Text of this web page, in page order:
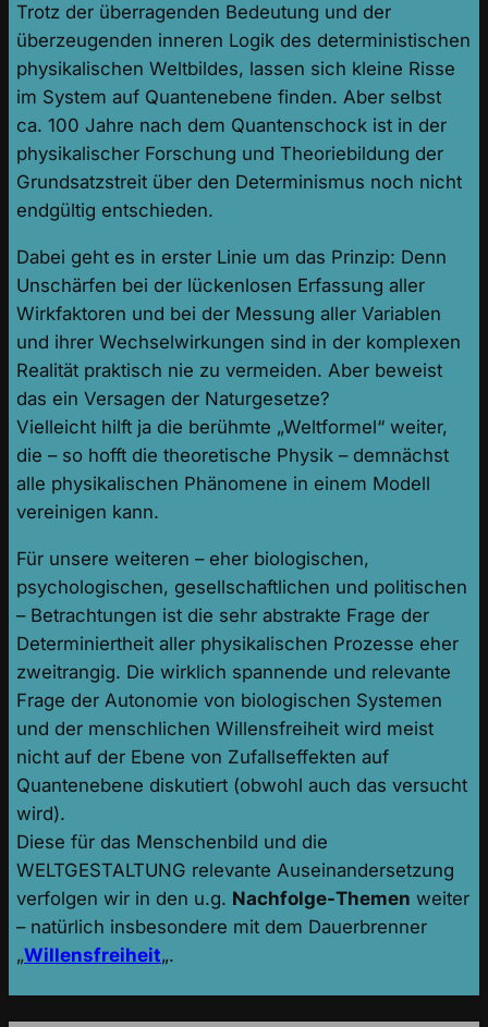
Trotz der überragenden Bedeutung und der
überzeugenden inneren Logik des deterministischen
physikalischen Weltbildes, lassen sich kleine Risse
im System auf Quantenebene finden. Aber selbst
ca. 100 Jahre nach dem Quantenschock ist in der
physikalischer Forschung und Theoriebildung der
Grundsatzstreit über den Determinismus noch nicht
endgültig entschieden.
Dabei geht es in erster Linie um das Prinzip: Denn
Unschärfen bei der lückenlosen Erfassung aller
Wirkfaktoren und bei der Messung aller Variablen
und ihrer Wechselwirkungen sind in der komplexen
Realität praktisch nie zu vermeiden. Aber beweist
das ein Versagen der Naturgesetze?
Vielleicht hilft ja die berühmte „Weltformel“ weiter,
die – so hofft die theoretische Physik – demnächst
alle physikalischen Phänomene in einem Modell
vereinigen kann.
Für unsere weiteren – eher biologischen,
psychologischen, gesellschaftlichen und politischen
– Betrachtungen ist die sehr abstrakte Frage der
Determiniertheit aller physikalischen Prozesse eher
zweitrangig. Die wirklich spannende und relevante
Frage der Autonomie von biologischen Systemen
und der menschlichen Willensfreiheit wird meist
nicht auf der Ebene von Zufallseffekten auf
Quantenebene diskutiert (obwohl auch das versucht
wird).
Diese für das Menschenbild und die
WELTGESTALTUNG relevante Auseinandersetzung
verfolgen wir in den u.g. Nachfolge-Themen weiter
– natürlich insbesondere mit dem Dauerbrenner
„Willensfreiheit„.